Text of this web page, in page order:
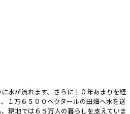
水が流れます。さらに１０年あまりを経
１万６５００ヘクタールの田畑へ水を送
現地では６５万人の暮らしを支えていま